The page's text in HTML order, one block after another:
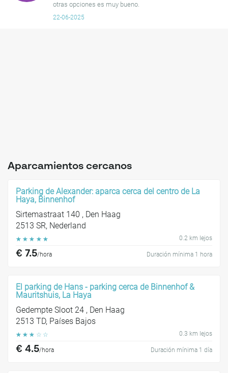
otras opciones es muy bueno.
22-06-2025
Aparcamientos cercanos
Parking de Alexander: aparca cerca del centro de La
Haya, Binnenhof
Sirtemastraat 140 , Den Haag
2513 SR, Nederland
☆ ☆ ☆ ☆ ☆ 0.2 km lejos
€ 7.5/hora Duración mínima 1 hora
El parking de Hans - parking cerca de Binnenhof &
Mauritshuis, La Haya
Gedempte Sloot 24 , Den Haag
2513 TD, Países Bajos
☆ ☆ ☆ ☆ ☆ 0.3 km lejos
€ 4.5/hora Duración mínima 1 día